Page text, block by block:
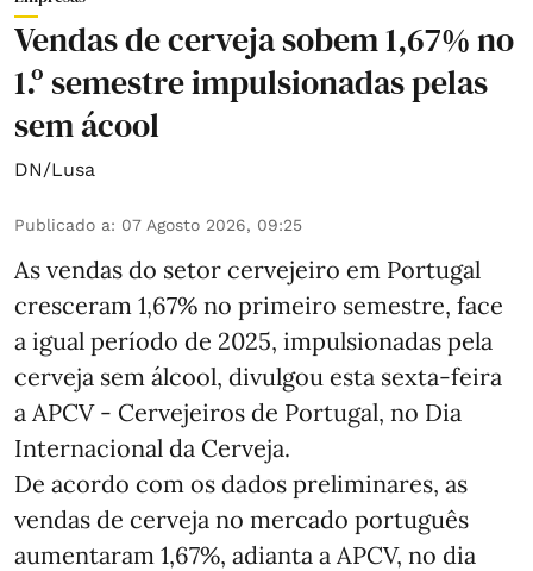
Vendas de cerveja sobem 1,67% no
1.º semestre impulsionadas pelas
sem ácool
DN/Lusa
Publicado a: 07 Agosto 2026, 09:25
As vendas do setor cervejeiro em Portugal
cresceram 1,67% no primeiro semestre, face
a igual período de 2025, impulsionadas pela
cerveja sem álcool, divulgou esta sexta-feira
a APCV - Cervejeiros de Portugal, no Dia
Internacional da Cerveja.
De acordo com os dados preliminares, as
vendas de cerveja no mercado português
aumentaram 1,67%, adianta a APCV, no dia